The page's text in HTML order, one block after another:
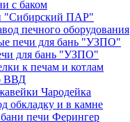
с баком
"Сибирский ПАР"
печного оборудования
печи для бань "УЗПО"
для бань "УЗПО"
к печам и котлам
ВВД
Чародейка
обкладку и в камне
печи Ферингер